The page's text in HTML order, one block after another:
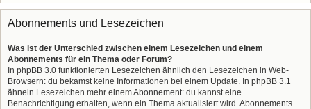
Abonnements und Lesezeichen
Was ist der Unterschied zwischen einem Lesezeichen und einem
Abonnements für ein Thema oder Forum?
In phpBB 3.0 funktionierten Lesezeichen ähnlich den Lesezeichen in Web-
Browsern: du bekamst keine Informationen bei einem Update. In phpBB 3.1
ähneln Lesezeichen mehr einem Abonnement: du kannst eine
Benachrichtigung erhalten, wenn ein Thema aktualisiert wird. Abonnements